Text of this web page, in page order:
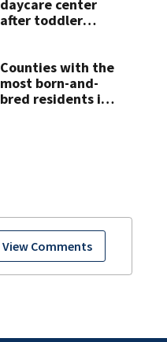
View Comments
daycare center
after toddler
Counties with the
most born-and-
bred residents in